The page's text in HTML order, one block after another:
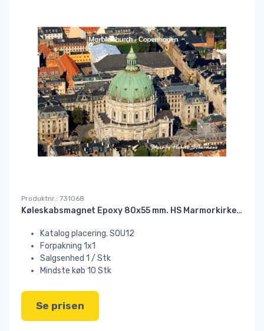
Produktnr.: 731068
Køleskabsmagnet Epoxy 80x55 mm. HS Marmorkirken//
Katalog placering. SOU12
Forpakning 1x1
Salgsenhed 1 / Stk
Mindste køb 10 Stk
Se prisen